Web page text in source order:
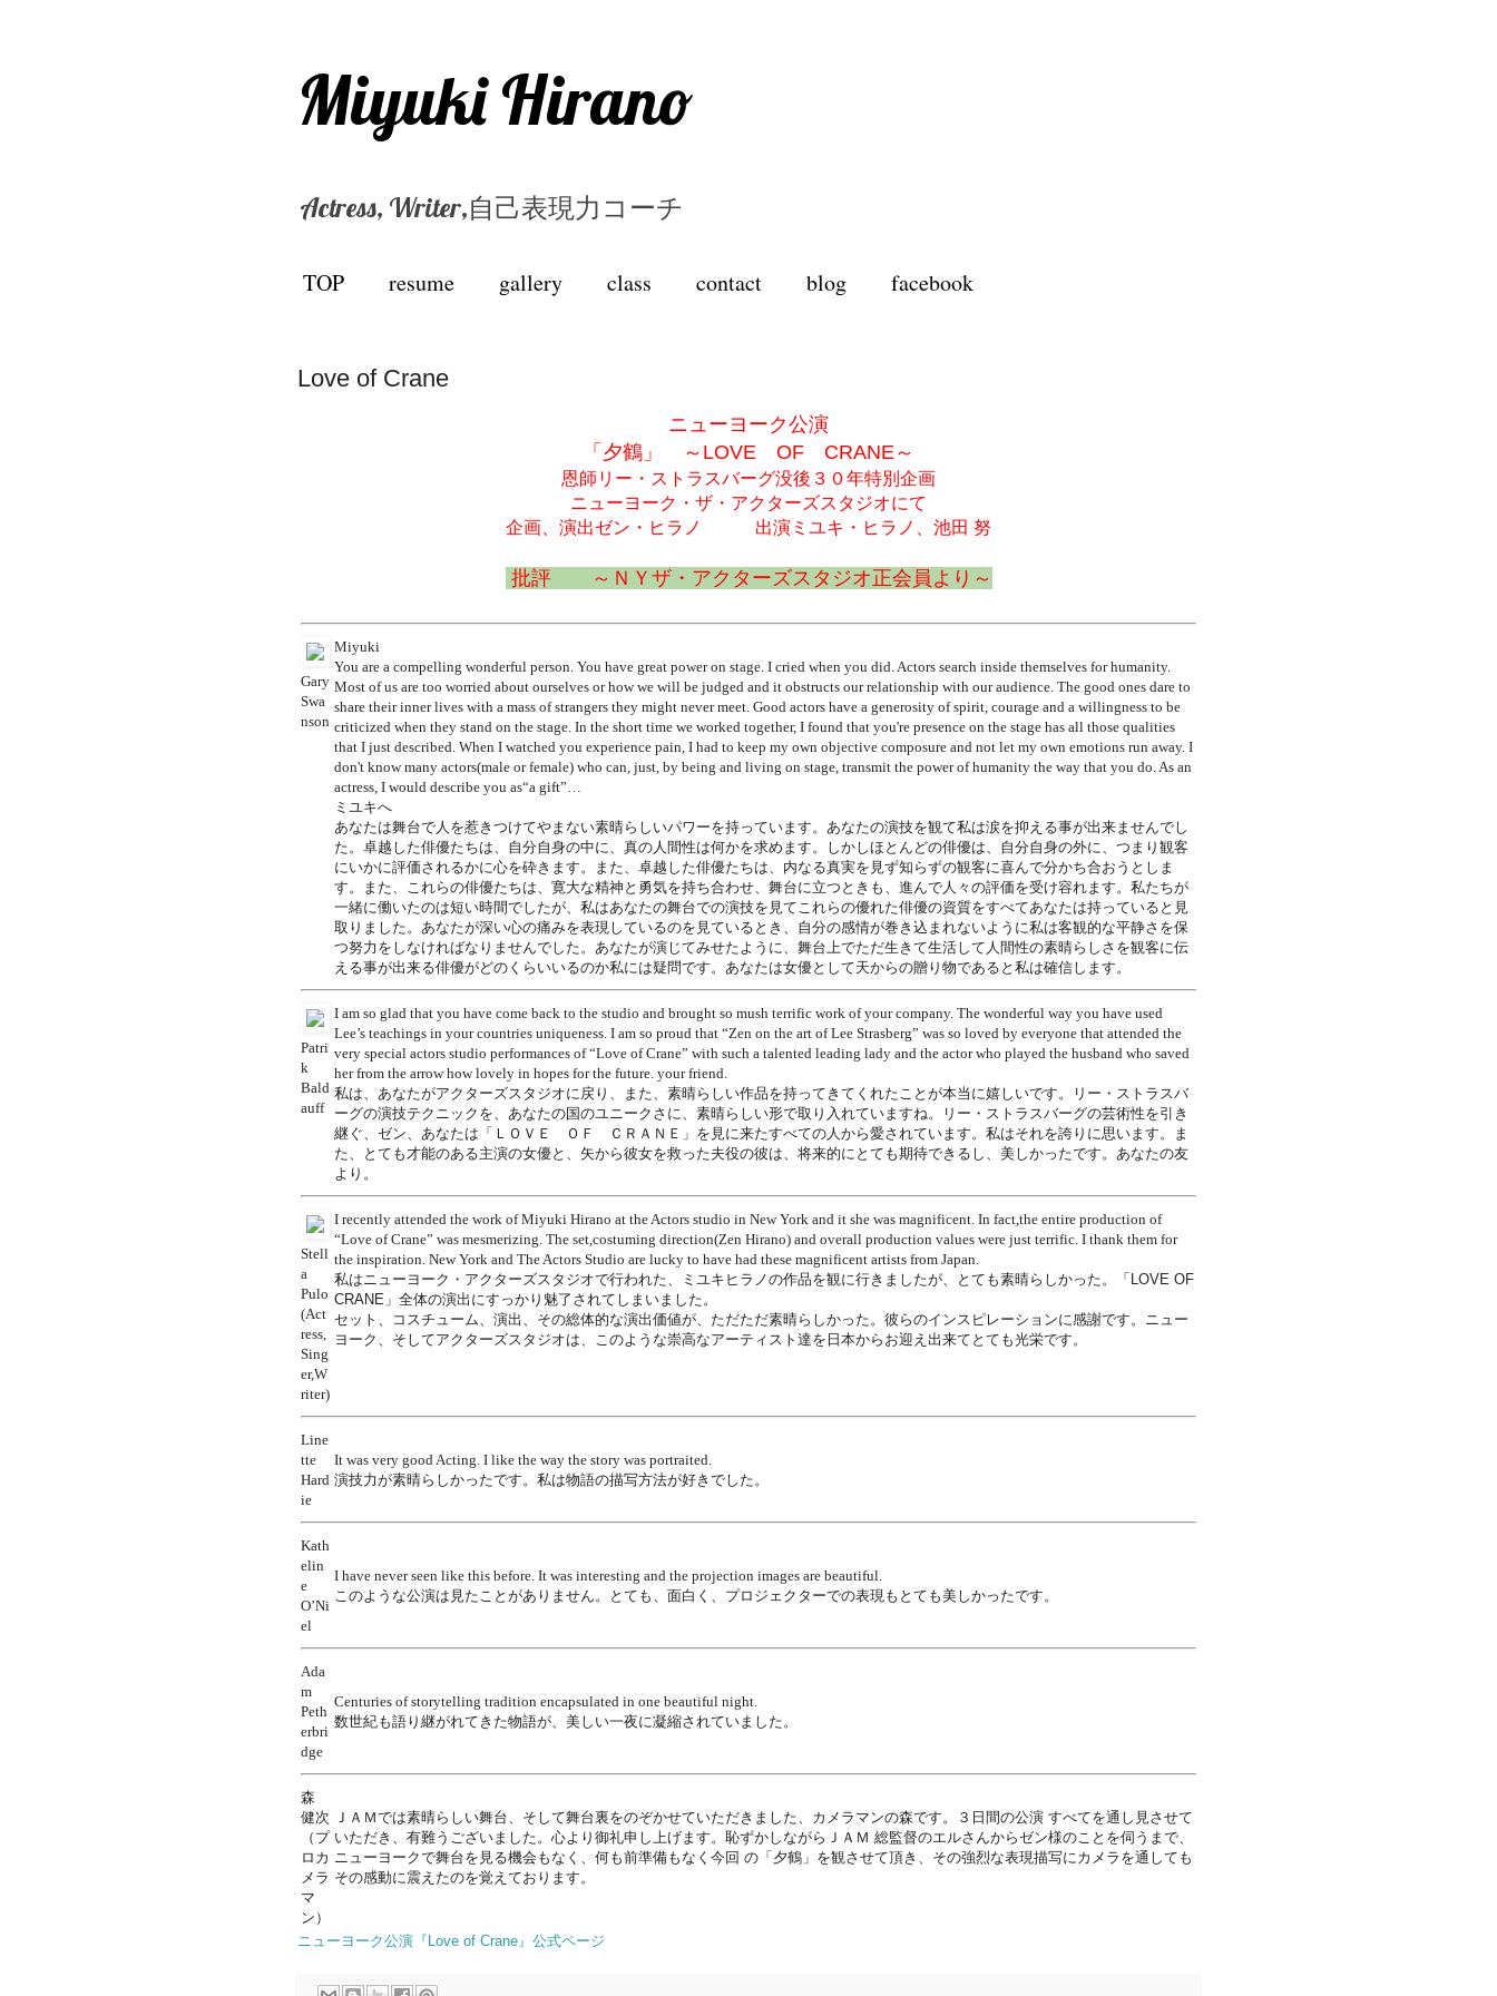
Miyuki Hirano
Actress, Writer,自己表現力コーチ
TOP resume gallery class contact blog facebook
Love of Crane
ニューヨーク公演
「夕鶴」 ～LOVE OF CRANE～
恩師リー・ストラスバーグ没後３０年特別企画
ニューヨーク・ザ・アクターズスタジオにて
企画、演出ゼン・ヒラノ 出演ミユキ・ヒラノ、池田 努
批評 ～ＮＹザ・アクターズスタジオ正会員より～
Gary
Swa
nson
Miyuki
You are a compelling wonderful person. You have great power on stage. I cried when you did. Actors search inside themselves for humanity.
Most of us are too worried about ourselves or how we will be judged and it obstructs our relationship with our audience. The good ones dare to
share their inner lives with a mass of strangers they might never meet. Good actors have a generosity of spirit, courage and a willingness to be
criticized when they stand on the stage. In the short time we worked together, I found that you're presence on the stage has all those qualities
that I just described. When I watched you experience pain, I had to keep my own objective composure and not let my own emotions run away. I
don't know many actors(male or female) who can, just, by being and living on stage, transmit the power of humanity the way that you do. As an
actress, I would describe you as“a gift”…
ミユキへ
あなたは舞台で人を惹きつけてやまない素晴らしいパワーを持っています。あなたの演技を観て私は涙を抑える事が出来ませんでし
た。卓越した俳優たちは、自分自身の中に、真の人間性は何かを求めます。しかしほとんどの俳優は、自分自身の外に、つまり観客
にいかに評価されるかに心を砕きます。また、卓越した俳優たちは、内なる真実を見ず知らずの観客に喜んで分かち合おうとしま
す。また、これらの俳優たちは、寛大な精神と勇気を持ち合わせ、舞台に立つときも、進んで人々の評価を受け容れます。私たちが
一緒に働いたのは短い時間でしたが、私はあなたの舞台での演技を見てこれらの優れた俳優の資質をすべてあなたは持っていると見
取りました。あなたが深い心の痛みを表現しているのを見ているとき、自分の感情が巻き込まれないように私は客観的な平静さを保
つ努力をしなければなりませんでした。あなたが演じてみせたように、舞台上でただ生きて生活して人間性の素晴らしさを観客に伝
える事が出来る俳優がどのくらいいるのか私には疑問です。あなたは女優として天からの贈り物であると私は確信します。
Patri
k
Bald
auff
I am so glad that you have come back to the studio and brought so mush terrific work of your company. The wonderful way you have used
Lee’s teachings in your countries uniqueness. I am so proud that “Zen on the art of Lee Strasberg” was so loved by everyone that attended the
very special actors studio performances of “Love of Crane” with such a talented leading lady and the actor who played the husband who saved
her from the arrow how lovely in hopes for the future. your friend.
私は、あなたがアクターズスタジオに戻り、また、素晴らしい作品を持ってきてくれたことが本当に嬉しいです。リー・ストラスバ
ーグの演技テクニックを、あなたの国のユニークさに、素晴らしい形で取り入れていますね。リー・ストラスバーグの芸術性を引き
継ぐ、ゼン、あなたは「ＬＯＶＥ ＯＦ ＣＲＡＮＥ」を見に来たすべての人から愛されています。私はそれを誇りに思います。ま
た、とても才能のある主演の女優と、矢から彼女を救った夫役の彼は、将来的にとても期待できるし、美しかったです。あなたの友
より。
Stell
a
Pulo
(Act
ress,
Sing
er,W
riter)
I recently attended the work of Miyuki Hirano at the Actors studio in New York and it she was magnificent. In fact,the entire production of
“Love of Crane” was mesmerizing. The set,costuming direction(Zen Hirano) and overall production values were just terrific. I thank them for
the inspiration. New York and The Actors Studio are lucky to have had these magnificent artists from Japan.
私はニューヨーク・アクターズスタジオで行われた、ミユキヒラノの作品を観に行きましたが、とても素晴らしかった。「LOVE OF
CRANE」全体の演出にすっかり魅了されてしまいました。
セット、コスチューム、演出、その総体的な演出価値が、ただただ素晴らしかった。彼らのインスピレーションに感謝です。ニュー
ヨーク、そしてアクターズスタジオは、このような崇高なアーティスト達を日本からお迎え出来てとても光栄です。
Line
tte
Hard
ie
It was very good Acting. I like the way the story was portraited.
演技力が素晴らしかったです。私は物語の描写方法が好きでした。
Kath
elin
e
O’Ni
el
I have never seen like this before. It was interesting and the projection images are beautiful.
このような公演は見たことがありません。とても、面白く、プロジェクターでの表現もとても美しかったです。
Ada
m
Peth
erbri
dge
Centuries of storytelling tradition encapsulated in one beautiful night.
数世紀も語り継がれてきた物語が、美しい一夜に凝縮されていました。
森
健次
（プ
ロカ
メラ
マ
ン）
ＪＡＭでは素晴らしい舞台、そして舞台裏をのぞかせていただきました、カメラマンの森です。３日間の公演 すべてを通し見させて
いただき、有難うございました。心より御礼申し上げます。恥ずかしながらＪＡＭ 総監督のエルさんからゼン様のことを伺うまで、
ニューヨークで舞台を見る機会もなく、何も前準備もなく今回 の「夕鶴」を観させて頂き、その強烈な表現描写にカメラを通しても
その感動に震えたのを覚えております。
ニューヨーク公演『Love of Crane』公式ページ